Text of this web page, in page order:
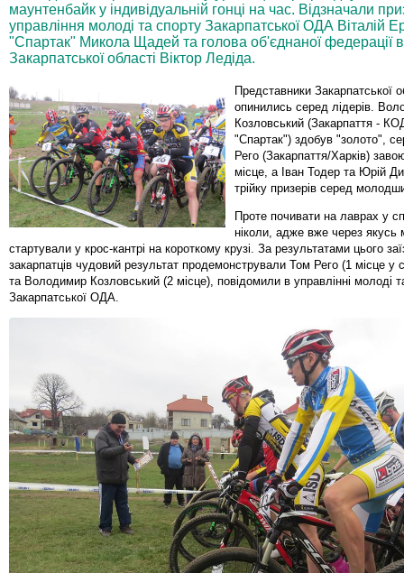
маунтенбайк у індивідуальній гонці на час. Відзначали
управління молоді та спорту Закарпатської ОДА Віталій
"Спартак" Микола Щадей та голова об'єднаної федерації
Закарпатської області Віктор Ледіда.
Представники Закарпатської
опинились серед лідерів.
Козловський (Закарпаття -
"Спартак") здобув "золото",
Рего (Закарпаття/Харків)
місце, а Іван Тодер та Юрій
трійку призерів серед
Проте почивати на лаврах у
ніколи, адже вже через якусь
стартували у крос-кантрі на короткому крузі. За результатами цього
закарпатців чудовий результат продемонстрували Том Рего (1 місце у
та Володимир Козловський (2 місце), повідомили в управлінні молоді
Закарпатської ОДА.